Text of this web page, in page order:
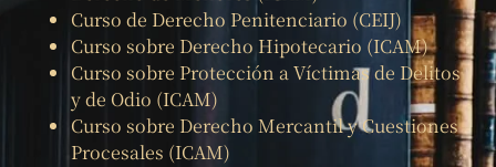
Curso de Derecho Penitenciario (CEIJ)
Curso sobre Derecho Hipotecario (ICAM)
Curso sobre Protección a Víctimas de Delitos
y de Odio (ICAM)
Curso sobre Derecho Mercantil y Cuestiones
Procesales (ICAM)